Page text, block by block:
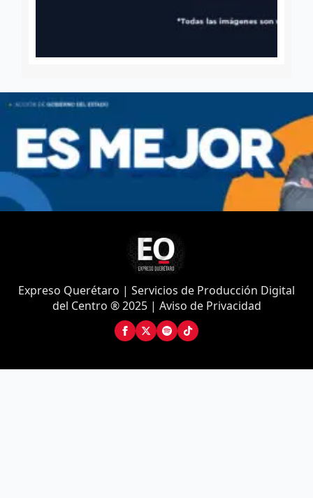
Expreso Querétaro | Servicios de Producción Digital
del Centro ® 2025 | Aviso de Privacidad